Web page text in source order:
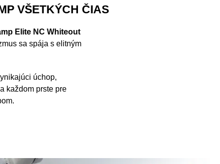
VŠETKÝCH ČIAS
Elite NC Whiteout
sa spája s elitným
úchop,
každom prste pre